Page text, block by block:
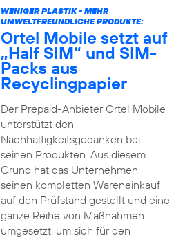
WENIGER PLASTIK - MEHR
UMWELTFREUNDLICHE PRODUKTE:
Ortel Mobile setzt auf
„Half SIM“ und SIM-
Packs aus
Recyclingpapier
Der Prepaid-Anbieter Ortel Mobile
unterstützt den
Nachhaltigkeitsgedanken bei
seinen Produkten. Aus diesem
Grund hat das Unternehmen
seinen kompletten Wareneinkauf
auf den Prüfstand gestellt und eine
ganze Reihe von Maßnahmen
umgesetzt, um sich für den